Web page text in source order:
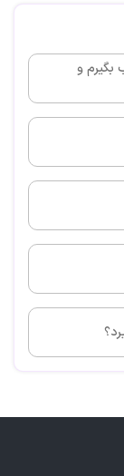
پزشکان خوب بگیرم و